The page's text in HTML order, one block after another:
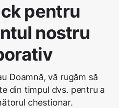
pentru
nostru
Doamnă, vă rugăm să
din timpul dvs. pentru a
chestionar.